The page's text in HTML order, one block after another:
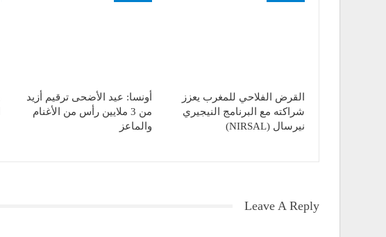
القرض الفلاحي للمغرب يعزز
شراكته مع البرنامج النيجيري
نيرسال (NIRSAL)
أونسا: عيد الأضحى ترقيم أزيد
من 3 ملايين رأس من الأغنام
والماعز
Leave A Reply